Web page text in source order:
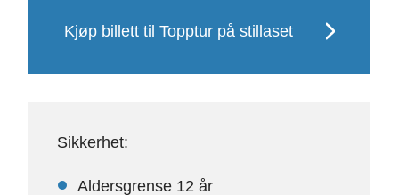
Kjøp billett til Topptur på stillaset
Sikkerhet:
Aldersgrense 12 år